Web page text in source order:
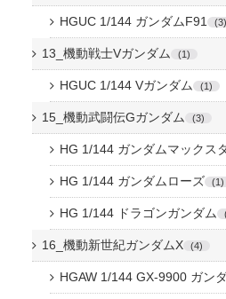
HGUC 1/144 ガンダムF91 3
13_機動戦士Vガンダム 1
HGUC 1/144 Vガンダム 1
15_機動武闘伝Gガンダム 3
HG 1/144 ガンダムマックス
HG 1/144 ガンダムローズ 1
HG 1/144 ドラゴンガンダム
16_機動新世紀ガンダムX 4
HGAW 1/144 GX-9900 ガン